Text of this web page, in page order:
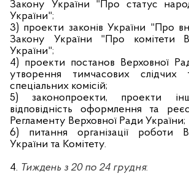
Закону України " Про статус
України";
3) проекти законів України " Про
Закону України " Про комітети
України";
4) проекти постанов Верховної
утворення тимчасових слідчих
спеціальних комісій;
5) законопроекти, проекти
відповідність оформлення та
Регламенту Верховної Ради України;
6) питання організації роботи
України та Комітету.
4. Тиждень з 20 по 24 грудня: